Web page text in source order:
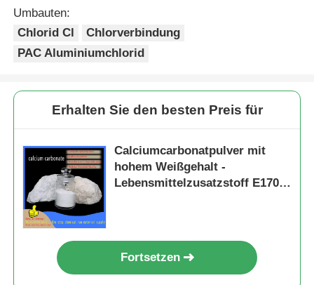
Umbauten:
Chlorid Cl
Chlorverbindung
PAC Aluminiumchlorid
Erhalten Sie den besten Preis für
Calciumcarbonatpulver mit
hohem Weißgehalt -
Lebensmittelzusatzstoff E170
Fortsetzen